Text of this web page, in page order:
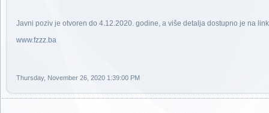
Javni poziv je otvoren do 4.12.2020. godine, a više detalja dostupno je na
www.fzzz.ba
Thursday, November 26, 2020 1:39:00 PM